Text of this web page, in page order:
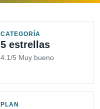
CATEGORÍA
5 estrellas
4.1/5 Muy bueno
PLAN